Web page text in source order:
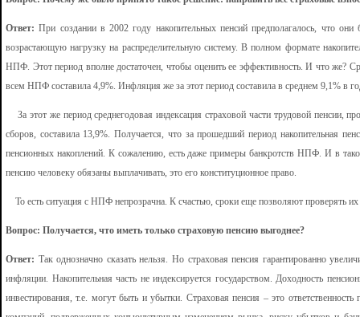
Ответ: При создании в 2002 году накопительных пенсий предполагалось, что
возрастающую нагрузку на распределительную систему. В полном формате
НПФ. Этот период вполне достаточен, чтобы оценить ее эффективность. И что же?
всем НПФ составила 4,9%. Инфляция же за этот период составила в среднем 9,1% в
За этот же период среднегодовая индексация страховой части трудовой пенсии,
сборов, составила 13,9%. Получается, что за прошедший период накопительная
пенсионных накоплений. К сожалению, есть даже примеры банкротств НПФ. И в
пенсию человеку обязаны выплачивать, это его конституционное право.
То есть ситуация с НПФ непрозрачна. К счастью, сроки еще позволяют проверять
Вопрос: Получается, что иметь только страховую пенсию выгоднее?
Ответ: Так однозначно сказать нельзя. Но страховая пенсия гарантированно
инфляции. Накопительная часть не индексируется государством. Доходность
инвестирования, т.е. могут быть и убытки. Страховая пенсия – это ответственность